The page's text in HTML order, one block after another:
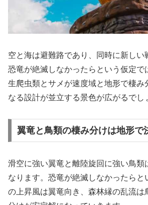
空と海は避難路であり、同時に新しい
恐竜が絶滅しなかったらという仮定で
生爬虫類とサメが速度域と地形で棲み
なる設計が並立する景色が広がるでし
翼竜と鳥類の棲み分けは地形で
滑空に強い翼竜と離陸旋回に強い鳥類
なります。恐竜が絶滅しなかったらと
の上昇風は翼竜向き、森林縁の乱流は